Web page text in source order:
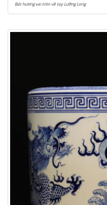
Bát hương vai tròn vẽ tay Lưỡng Long